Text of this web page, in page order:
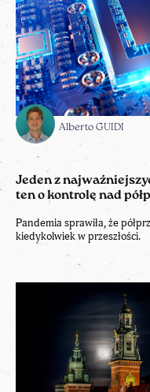
Alberto GUIDI
Jeden z
ten o kontrolę nad
Pandemia sprawiła, że
kiedykolwiek w przeszłości.